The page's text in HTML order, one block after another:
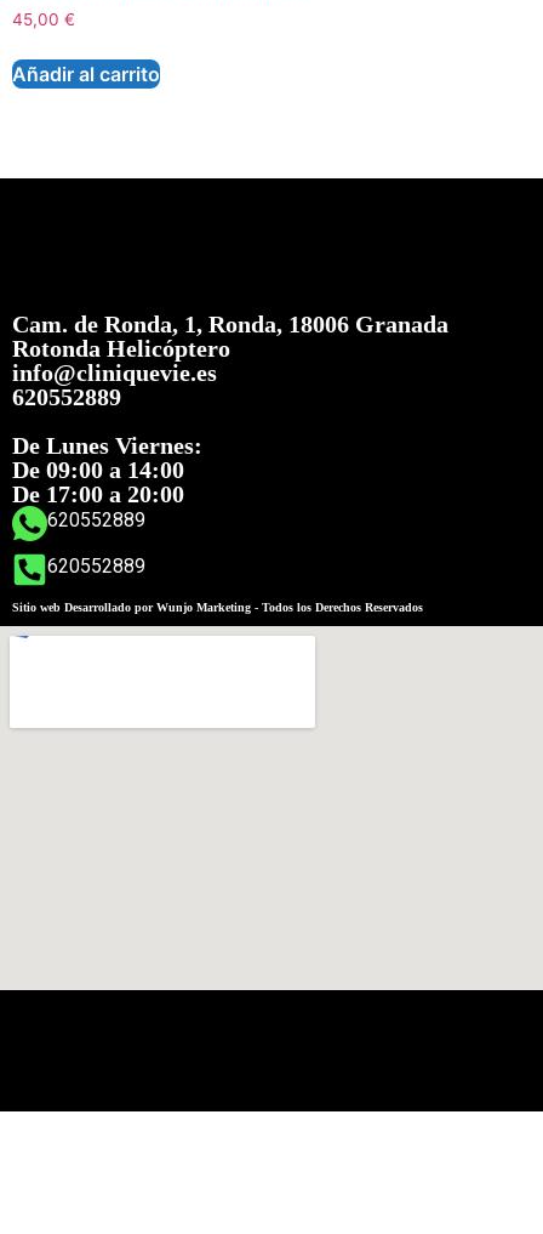
45,00 €
Añadir al carrito
Cam. de Ronda, 1, Ronda, 18006 Granada
Rotonda Helicóptero
info@cliniquevie.es
620552889
De Lunes Viernes:
De 09:00 a 14:00
De 17:00 a 20:00
620552889
620552889
Sitio web Desarrollado por Wunjo Marketing - Todos los Derechos Reservados